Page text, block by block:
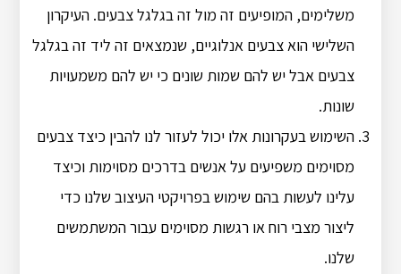
משלימים, המופיעים זה מול זה בגלגל צבעים. העיקרון
השלישי הוא צבעים אנלוגיים, שנמצאים זה ליד זה בגלגל
צבעים אבל יש להם שמות שונים כי יש להם משמעויות
שונות.
השימוש בעקרונות אלו יכול לעזור לנו להבין כיצד צבעים
מסוימים משפיעים על אנשים בדרכים מסוימות וכיצד
עלינו לעשות בהם שימוש בפרויקטי העיצוב שלנו כדי
ליצור מצבי רוח או רגשות מסוימים עבור המשתמשים
שלנו.